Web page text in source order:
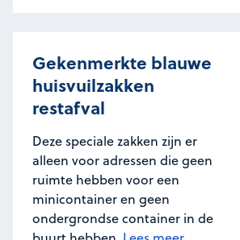
Gekenmerkte blauwe
huisvuilzakken
restafval
Deze speciale zakken zijn er
alleen voor adressen die geen
ruimte hebben voor een
minicontainer en geen
ondergrondse container in de